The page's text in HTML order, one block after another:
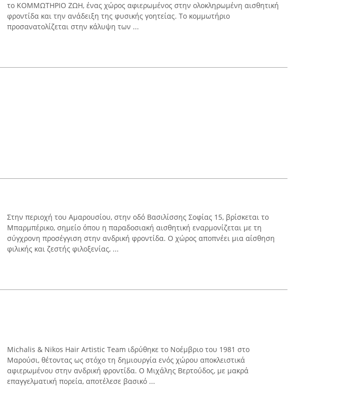
το ΚΟΜΜΩΤΗΡΙΟ ΖΩΗ, ένας χώρος αφιερωμένος στην ολοκληρωμένη αισθητική
φροντίδα και την ανάδειξη της φυσικής γοητείας. Το κομμωτήριο
προσανατολίζεται στην κάλυψη των ...
Στην περιοχή του Αμαρουσίου, στην οδό Βασιλίσσης Σοφίας 15, βρίσκεται το
Μπαρμπέρικο, σημείο όπου η παραδοσιακή αισθητική εναρμονίζεται με τη
σύγχρονη προσέγγιση στην ανδρική φροντίδα. Ο χώρος αποπνέει μια αίσθηση
φιλικής και ζεστής φιλοξενίας, ...
Michalis & Nikos Hair Artistic Team ιδρύθηκε το Νοέμβριο του 1981 στο
Μαρούσι, θέτοντας ως στόχο τη δημιουργία ενός χώρου αποκλειστικά
αφιερωμένου στην ανδρική φροντίδα. Ο Μιχάλης Βερτούδος, με μακρά
επαγγελματική πορεία, αποτέλεσε βασικό ...